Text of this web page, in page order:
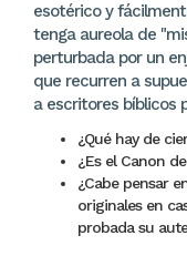
esotérico y
tenga aureola de
perturbada por un
que recurren a
a escritores bíblicos
¿Qué hay de
¿Es el Canon
¿Cabe pensar
originales en
probada su